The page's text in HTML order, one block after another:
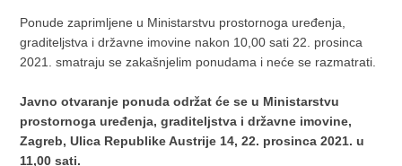
3.
GRAĐEVINSKO ZEMLJIŠTE U POREČU – površine 495 m
Nekretnina označena kao zk.č.br. 2435/12, pašnjak, površine
Pazinu, Zemljišno-knjižni odjel Poreč.
GRAĐEVINSKO ZEMLJIŠTE U OPĆINI VIRJE – površine
1.215 m2
Ponude zaprimljene u Ministarstvu prostornoga uređenja,
graditeljstva i državne imovine nakon 10,00 sati 22. prosinca
2021. smatraju se zakašnjelim ponudama i neće se razmatrati.
Javno otvaranje ponuda održat će se u Ministarstvu
prostornoga uređenja, graditeljstva i državne imovine,
Zagreb, Ulica Republike Austrije 14, 22. prosinca 2021. u
11,00 sati.